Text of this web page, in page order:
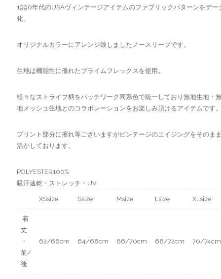
1990年代のUSAヴィンテージアイテムのファブリックパターンをデー
化。
オリジナルカラーにアレンジ致しましたノースリーブです。
生地は機能性に優れたプライムフレックスを使用。
様々なストライプ柄をパッチワーク同系色で統一しており無地生地・
地メッシュ生地とのコラボレーションをお楽しみ頂けるアイテムです
プリント部分に擦れ等ございますがビンテージのエイジングをそのま
活かしております。
POLYESTER100%
吸汗速乾・ストレッチ・UV
XSsize Ssize Мsize Lsize XLsize
着
丈
・
前/
後
62/66cm 64/68cm 66/70cm 68/72cm 70/74cm